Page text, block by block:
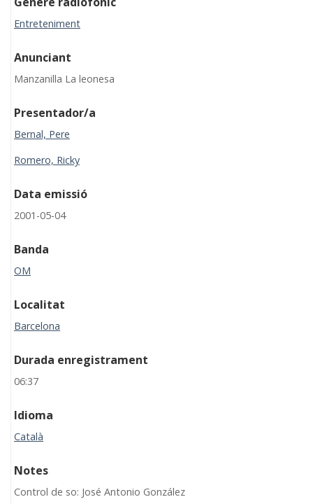
Entreteniment
Anunciant
Manzanilla La leonesa
Presentador/a
Bernal, Pere
Romero, Ricky
Data emissió
2001-05-04
Banda
OM
Localitat
Barcelona
Durada enregistrament
06:37
Idioma
Català
Notes
Control de so: José Antonio González